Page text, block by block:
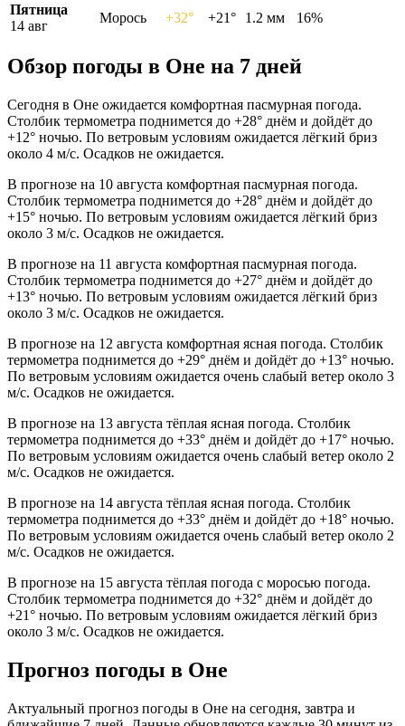
Пятница
14 авг
Морось +32° +21° 1.2 мм 16%
Обзор погоды в Оне на 7 дней
Сегодня в Оне ожидается комфортная пасмурная погода.
Столбик термометра поднимется до +28° днём и дойдёт до
+12° ночью. По ветровым условиям ожидается лёгкий бриз
около 4 м/с. Осадков не ожидается.
В прогнозе на 10 августа комфортная пасмурная погода.
Столбик термометра поднимется до +28° днём и дойдёт до
+15° ночью. По ветровым условиям ожидается лёгкий бриз
около 3 м/с. Осадков не ожидается.
В прогнозе на 11 августа комфортная пасмурная погода.
Столбик термометра поднимется до +27° днём и дойдёт до
+13° ночью. По ветровым условиям ожидается лёгкий бриз
около 3 м/с. Осадков не ожидается.
В прогнозе на 12 августа комфортная ясная погода. Столбик
термометра поднимется до +29° днём и дойдёт до +13° ночью.
По ветровым условиям ожидается очень слабый ветер около 3
м/с. Осадков не ожидается.
В прогнозе на 13 августа тёплая ясная погода. Столбик
термометра поднимется до +33° днём и дойдёт до +17° ночью.
По ветровым условиям ожидается очень слабый ветер около 2
м/с. Осадков не ожидается.
В прогнозе на 14 августа тёплая ясная погода. Столбик
термометра поднимется до +33° днём и дойдёт до +18° ночью.
По ветровым условиям ожидается очень слабый ветер около 2
м/с. Осадков не ожидается.
В прогнозе на 15 августа тёплая погода с моросью погода.
Столбик термометра поднимется до +32° днём и дойдёт до
+21° ночью. По ветровым условиям ожидается лёгкий бриз
около 3 м/с. Осадков не ожидается.
Прогноз погоды в Оне
Актуальный прогноз погоды в Оне на сегодня, завтра и